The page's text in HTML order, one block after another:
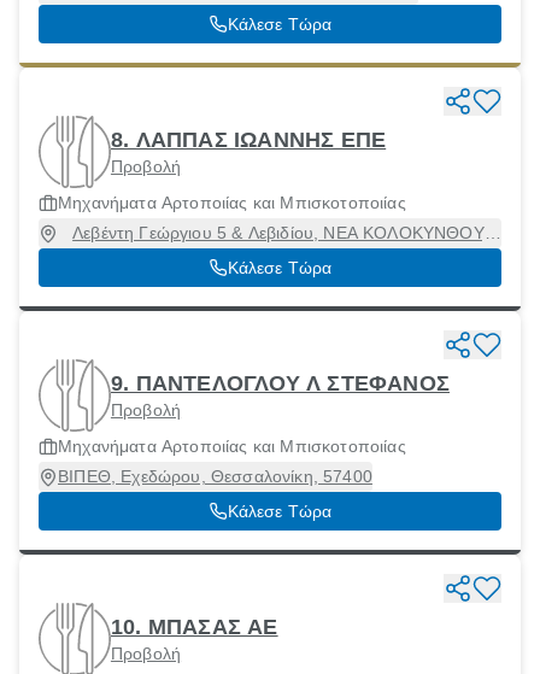
Κάλεσε Τώρα
8. ΛΑΠΠΑΣ ΙΩΑΝΝΗΣ ΕΠΕ
Προβολή
Μηχανήματα Αρτοποιίας και Μπισκοτοποιίας
Λεβέντη Γεώργιου 5 & Λεβιδίου, ΝΕΑ ΚΟΛΟΚΥΝΘΟΥ,
Περιστέρι, Αττική, 12132
Κάλεσε Τώρα
9. ΠΑΝΤΕΛΟΓΛΟΥ Λ ΣΤΕΦΑΝΟΣ
Προβολή
Μηχανήματα Αρτοποιίας και Μπισκοτοποιίας
ΒΙΠΕΘ, Εχεδώρου, Θεσσαλονίκη, 57400
Κάλεσε Τώρα
10. ΜΠΑΣΑΣ ΑΕ
Προβολή